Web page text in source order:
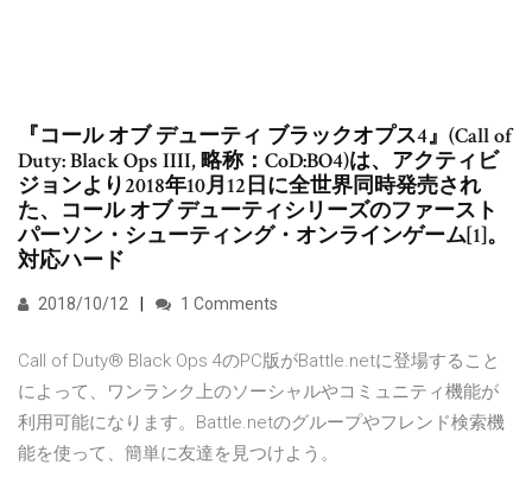
『コール オブ デューティ ブラックオプス4』(Call of
Duty: Black Ops IIII, 略称：CoD:BO4)は、アクティビ
ジョンより2018年10月12日に全世界同時発売され
た、コール オブ デューティシリーズのファースト
パーソン・シューティング・オンラインゲーム[1]。
対応ハード
2018/10/12 1 Comments
Call of Duty® Black Ops 4のPC版がBattle.netに登場すること
によって、ワンランク上のソーシャルやコミュニティ機能が
利用可能になります。Battle.netのグループやフレンド検索機
能を使って、簡単に友達を見つけよう。